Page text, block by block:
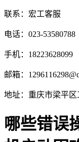
联系：宏工客服
电话：023-53580788
手机：18223628099
邮箱：
地址：重庆市梁平
哪些错误